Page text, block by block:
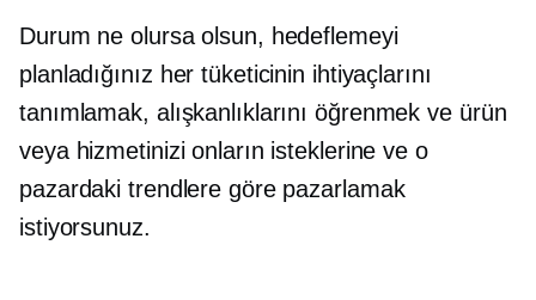
Durum ne olursa olsun, hedeflemeyi
planladığınız her tüketicinin ihtiyaçlarını
tanımlamak, alışkanlıklarını öğrenmek ve ürün
veya hizmetinizi onların isteklerine ve o
pazardaki trendlere göre pazarlamak
istiyorsunuz.